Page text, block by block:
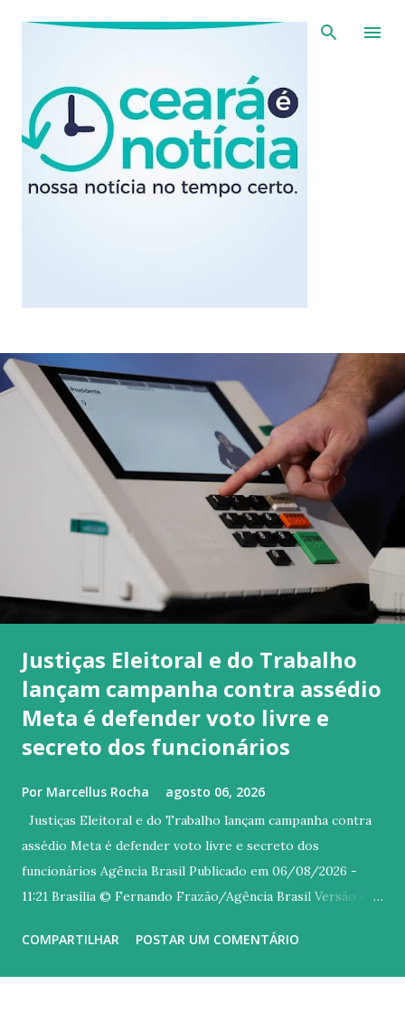
Pular para o conteúdo principal
Justiças Eleitoral e do Trabalho
lançam campanha contra assédio
Meta é defender voto livre e
secreto dos funcionários
Por Marcellus Rocha agosto 06, 2026
Justiças Eleitoral e do Trabalho lançam campanha contra
assédio Meta é defender voto livre e secreto dos
funcionários Agência Brasil Publicado em 06/08/2026 -
11:21 Brasília © Fernando Frazão/Agência Brasil Versão em
Superior do Trabalho (TST) e o Ministério Público do
COMPARTILHAR POSTAR UM COMENTÁRIO